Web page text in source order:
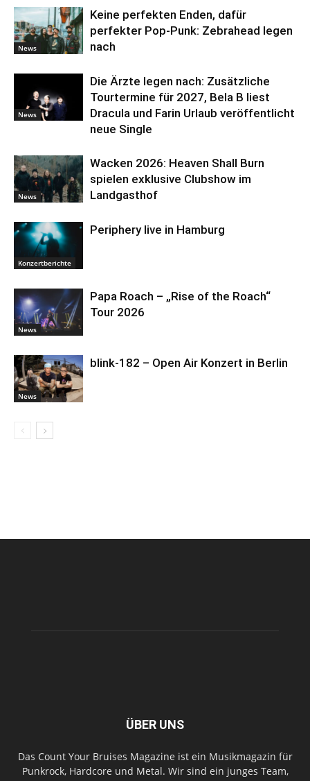
News
Keine perfekten Enden, dafür
perfekter Pop-Punk: Zebrahead legen
nach
News
Die Ärzte legen nach: Zusätzliche
Tourtermine für 2027, Bela B liest
Dracula und Farin Urlaub veröffentlicht
neue Single
News
Wacken 2026: Heaven Shall Burn
spielen exklusive Clubshow im
Landgasthof
Konzertberichte
Periphery live in Hamburg
News
Papa Roach – „Rise of the Roach“
Tour 2026
News
blink-182 – Open Air Konzert in Berlin
ÜBER UNS
Das Count Your Bruises Magazine ist ein Musikmagazin für
Punkrock, Hardcore und Metal. Wir sind ein junges Team,